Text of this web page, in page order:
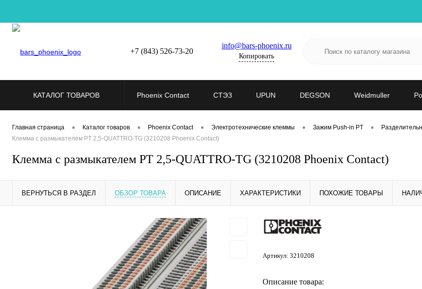
+7 (843) 526-73-20
info@bars-phoenix.ru
Копировать
КАТАЛОГ ТОВАРОВ Phoenix Contact СТЭЗ UPUN DEGSON Weidmuller
Главная страница • Каталог товаров • Phoenix Contact • Электротехнические клеммы • Зажим Push-in PT •
Клемма с размыкателем PT 2,5-QUATTRO-TG (3210208 Phoenix Contact)
Клемма с размыкателем PT 2,5-QUATTRO-TG (3210208 Phoenix Contact)
ВЕРНУТЬСЯ В РАЗДЕЛ ОБЗОР ТОВАРА ОПИСАНИЕ ХАРАКТЕРИСТИКИ ПОХОЖИЕ ТОВАРЫ
Артикул: 3210208
Описание товара: